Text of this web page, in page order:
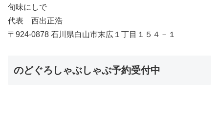
旬味にしで
代表 西出正浩
〒924-0878 石川県白山市末広１丁目１５４－１
のどぐろしゃぶしゃぶ予約受付中